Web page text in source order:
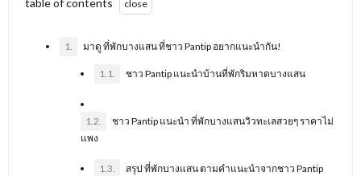
table of contents
1. มาดู ที่พักบางแสน ที่ชาว Pantip อยากแนะนำกัน!
1.1. ชาว Pantip แนะนำบ้านที่พักริมหาดบางแสน
1.2.
ชาว Pantip แนะนำ ที่พักบางแสนวิวทะเลสวยๆ ราคาไม่
แพง
1.3. สรุป ที่พักบางแสน ตามคำแนะนำจากชาว Pantip